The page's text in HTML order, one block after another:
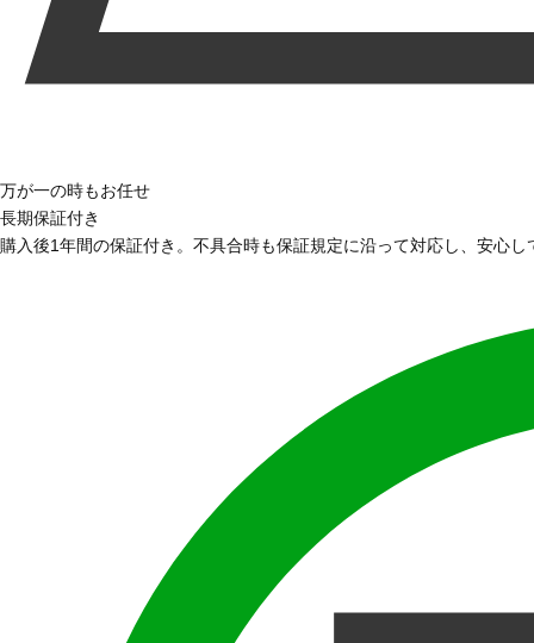
万が一の時もお任せ
長期保証付き
購入後1年間の保証付き。不具合時も保証規定に沿って対応し、安心